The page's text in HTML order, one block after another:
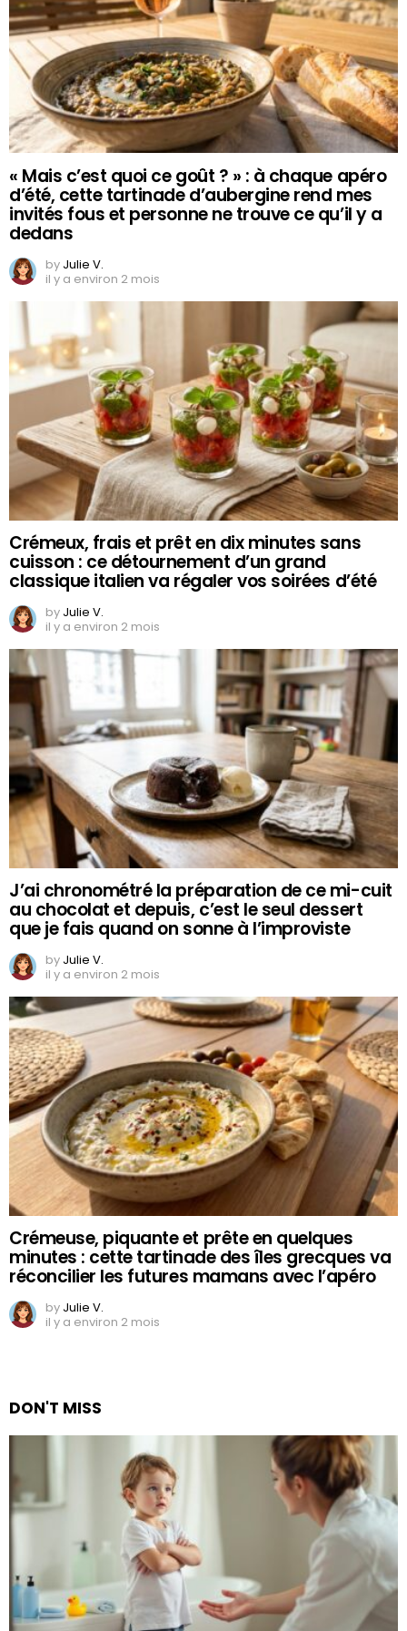
« Mais c’est quoi ce goût ? » : à chaque apéro
d’été, cette tartinade d’aubergine rend mes
invités fous et personne ne trouve ce qu’il y a
dedans
by Julie V.
il y a environ 2 mois
Crémeux, frais et prêt en dix minutes sans
cuisson : ce détournement d’un grand
classique italien va régaler vos soirées d’été
by Julie V.
il y a environ 2 mois
J’ai chronométré la préparation de ce mi-cuit
au chocolat et depuis, c’est le seul dessert
que je fais quand on sonne à l’improviste
by Julie V.
il y a environ 2 mois
Crémeuse, piquante et prête en quelques
minutes : cette tartinade des îles grecques va
réconcilier les futures mamans avec l’apéro
by Julie V.
il y a environ 2 mois
DON'T MISS